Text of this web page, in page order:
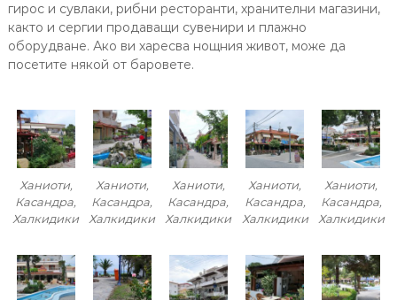
гирос и сувлаки, рибни ресторанти, хранителни магазини,
както и сергии продаващи сувенири и плажно
оборудване. Ако ви харесва нощния живот, може да
посетите някой от баровете.
Ханиоти,
Касандра,
Халкидики
Ханиоти,
Касандра,
Халкидики
Ханиоти,
Касандра,
Халкидики
Ханиоти,
Касандра,
Халкидики
Ханиоти,
Касандра,
Халкидики